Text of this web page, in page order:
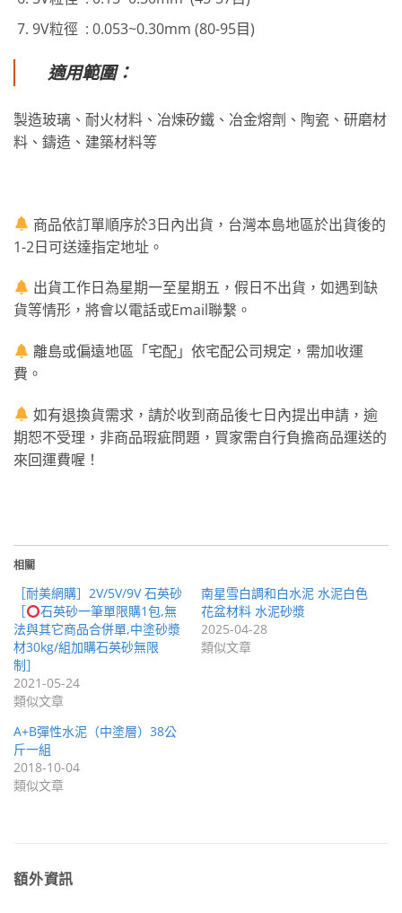
9V粒徑 : 0.053~0.30mm (80-95目)
適用範圍：
製造玻璃、耐火材料、冶煉矽鐵、冶金熔劑、陶瓷、研磨材
料、鑄造、建築材料等
商品依訂單順序於3日內出貨，台灣本島地區於出貨後的
1-2日可送達指定地址。
出貨工作日為星期一至星期五，假日不出貨，如遇到缺
貨等情形，將會以電話或Email聯繫。
離島或偏遠地區「宅配」依宅配公司規定，需加收運
費。
如有退換貨需求，請於收到商品後七日內提出申請，逾
期恕不受理，非商品瑕疵問題，買家需自行負擔商品運送的
來回運費喔！
相關
［耐美網購］2V/5V/9V 石英砂
［
石英砂一筆單限購1包,無
法與其它商品合併單,中塗砂漿
材30kg/組加購石英砂無限
制］
2021-05-24
類似文章
南星雪白調和白水泥 水泥白色
花盆材料 水泥砂漿
2025-04-28
類似文章
A+B彈性水泥（中塗層）38公
斤一組
2018-10-04
類似文章
額外資訊